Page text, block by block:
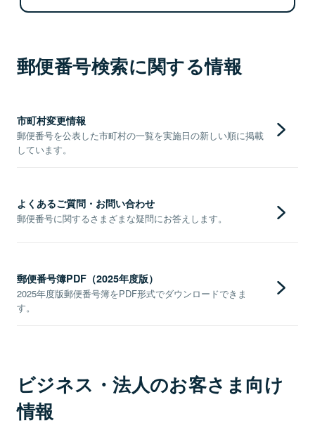
郵便番号検索に関する情報
市町村変更情報
郵便番号を公表した市町村の一覧を実施日の新しい順に掲載
しています。
よくあるご質問・お問い合わせ
郵便番号に関するさまざまな疑問にお答えします。
郵便番号簿PDF（2025年度版）
2025年度版郵便番号簿をPDF形式でダウンロードできま
す。
ビジネス・法人のお客さま向け
情報